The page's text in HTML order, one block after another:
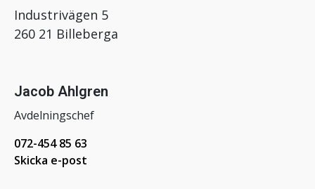
Industrivägen 5
260 21 Billeberga
Jacob Ahlgren
Avdelningschef
072-454 85 63
Skicka e-post